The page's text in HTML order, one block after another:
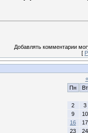
Добавлять комментарии
[
«
Пн
Вт
2
3
9
10
16
17
23
24